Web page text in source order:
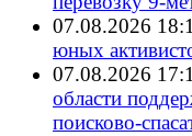
07.08.2026
юных
07.08.2026
области